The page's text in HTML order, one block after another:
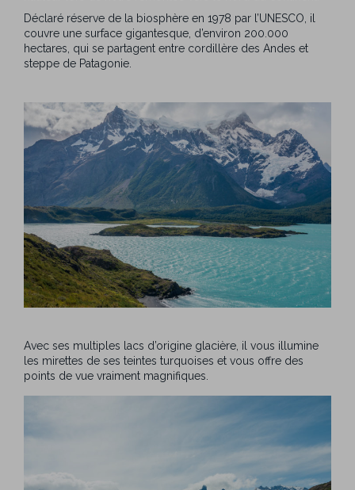
Déclaré réserve de la biosphère en 1978 par l’UNESCO, il
couvre une surface gigantesque, d’environ 200.000
hectares, qui se partagent entre cordillère des Andes et
steppe de Patagonie.
Avec ses multiples lacs d’origine glacière, il vous illumine
les mirettes de ses teintes turquoises et vous offre des
points de vue vraiment magnifiques.